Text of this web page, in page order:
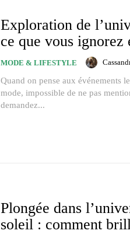
Exploration de
ce que vous ignorez
MODE & LIFESTYLE
Quand on pense aux événements
mode, impossible de ne pas
demandez...
Plongée dans
soleil : comment